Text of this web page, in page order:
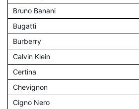
Bruno Banani
Bugatti
Burberry
Calvin Klein
Certina
Chevignon
Cigno Nero